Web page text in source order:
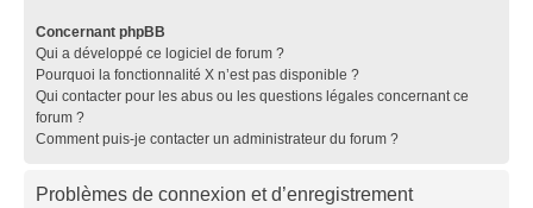
Concernant phpBB
Qui a développé ce logiciel de forum ?
Pourquoi la fonctionnalité X n’est pas disponible ?
Qui contacter pour les abus ou les questions légales concernant ce
forum ?
Comment puis-je contacter un administrateur du forum ?
Problèmes de connexion et d’enregistrement